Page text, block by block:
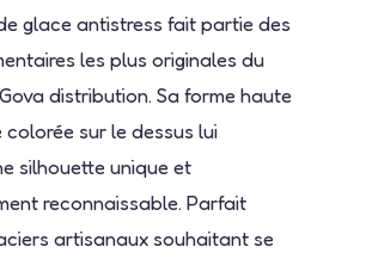
glace antistress fait partie des
les plus originales du
distribution. Sa forme haute
sur le dessus lui
silhouette unique et
reconnaissable. Parfait
artisanaux souhaitant se